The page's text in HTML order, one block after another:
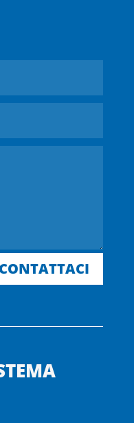
CONTATTACI